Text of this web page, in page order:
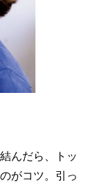
んだら、トッ
がコツ。引っ